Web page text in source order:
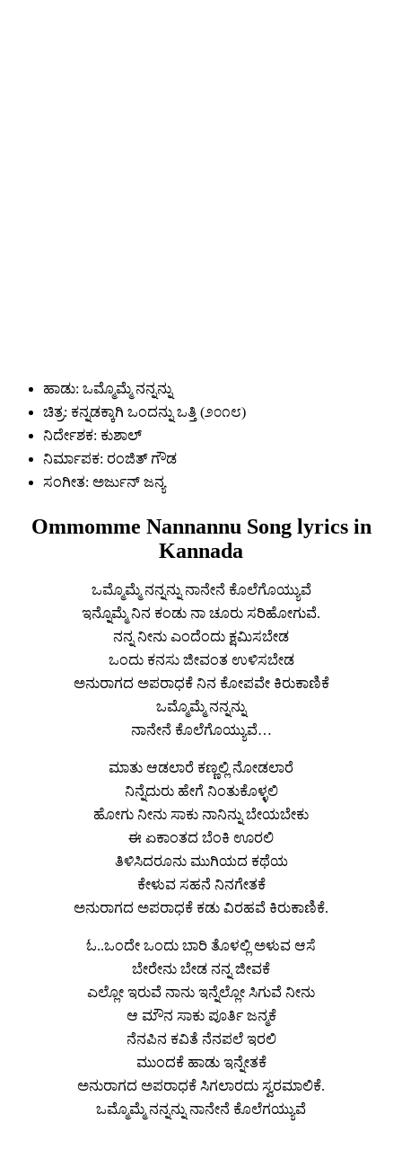
ಹಾಡು: ಒಮ್ಮೊಮ್ಮೆ ನನ್ನನ್ನು
ಚಿತ್ರ: ಕನ್ನಡಕ್ಕಾಗಿ ಒಂದನ್ನು ಒತ್ತಿ (೨೦೧೮)
ನಿರ್ದೇಶಕ: ಕುಶಾಲ್
ನಿರ್ಮಾಪಕ: ರಂಜಿತ್ ಗೌಡ
ಸಂಗೀತ: ಅರ್ಜುನ್ ಜನ್ಯ
Ommomme Nannannu Song lyrics in
Kannada
ಒಮ್ಮೊಮ್ಮೆ ನನ್ನನ್ನು ನಾನೇನೆ ಕೊಲೆಗೊಯ್ಯುವೆ
ಇನ್ನೊಮ್ಮೆ ನಿನ ಕಂಡು ನಾ ಚೂರು ಸರಿಹೋಗುವೆ.
ನನ್ನ ನೀನು ಎಂದೆಂದು ಕ್ಷಮಿಸಬೇಡ
ಒಂದು ಕನಸು ಜೀವಂತ ಉಳಿಸಬೇಡ
ಅನುರಾಗದ ಅಪರಾಧಕೆ ನಿನ ಕೋಪವೇ ಕಿರುಕಾಣಿಕೆ
ಒಮ್ಮೊಮ್ಮೆ ನನ್ನನ್ನು
ನಾನೇನೆ ಕೊಲೆಗೊಯ್ಯುವೆ…
ಮಾತು ಆಡಲಾರೆ ಕಣ್ಣಲ್ಲಿ ನೋಡಲಾರೆ
ನಿನ್ನೆದುರು ಹೇಗೆ ನಿಂತುಕೊಳ್ಳಲಿ
ಹೋಗು ನೀನು ಸಾಕು ನಾನಿನ್ನು ಬೇಯಬೇಕು
ಈ ಏಕಾಂತದ ಬೆಂಕಿ ಊರಲಿ
ತಿಳಿಸಿದರೂನು ಮುಗಿಯದ ಕಥೆಯ
ಕೇಳುವ ಸಹನೆ ನಿನಗೇತಕೆ
ಅನುರಾಗದ ಅಪರಾಧಕೆ ಕಡು ವಿರಹವೆ ಕಿರುಕಾಣಿಕೆ.
ಓ..ಒಂದೇ ಒಂದು ಬಾರಿ ತೊಳಲ್ಲಿ ಅಳುವ ಆಸೆ
ಬೇರೇನು ಬೇಡ ನನ್ನ ಜೀವಕೆ
ಎಲ್ಲೋ ಇರುವೆ ನಾನು ಇನ್ನೆಲ್ಲೋ ಸಿಗುವೆ ನೀನು
ಆ ಮೌನ ಸಾಕು ಪೂರ್ತಿ ಜನ್ಮಕೆ
ನೆನಪಿನ ಕವಿತೆ ನೆನಪಲೆ ಇರಲಿ
ಮುಂದಕೆ ಹಾಡು ಇನ್ನೇತಕೆ
ಅನುರಾಗದ ಅಪರಾಧಕೆ ಸಿಗಲಾರದು ಸ್ವರಮಾಲಿಕೆ.
ಒಮ್ಮೊಮ್ಮೆ ನನ್ನನ್ನು ನಾನೇನೆ ಕೊಲೆಗಯ್ಯುವೆ